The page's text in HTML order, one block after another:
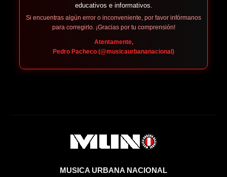
educativos e informativos.
Si encuentras algún error o inconveniente, por favor infórmanos
para corregirlo. ¡Gracias por tu comprensión!
Atentamente,
Pedro Pacheco (@musicaurbananacional)
MUSICA URBANA NACIONAL